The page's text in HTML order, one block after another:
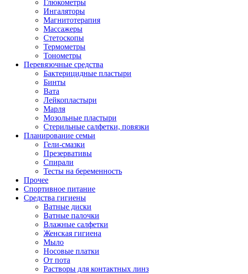
Глюкометры
Ингаляторы
Магнитотерапия
Массажеры
Стетоскопы
Термометры
Тонометры
Перевязочные средства
Бактерицидные пластыри
Бинты
Вата
Лейкопластыри
Марля
Мозольные пластыри
Стерильные салфетки, повязки
Планирование семьи
Гели-смазки
Презервативы
Спирали
Тесты на беременность
Прочее
Спортивное питание
Средства гигиены
Ватные диски
Ватные палочки
Влажные салфетки
Женская гигиена
Мыло
Носовые платки
От пота
Растворы для контактных линз